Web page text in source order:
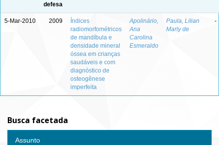
defesa
5-Mar-2010 2009
Índices
radiomorfométricos
de mandíbula e
densidade mineral
óssea em crianças
saudáveis e com
diagnóstico de
osteogênese
imperfeita
Apolinário,
Ana
Carolina
Esmeraldo
Paula, Lilian
Marly de
-
Busca facetada
Assunto